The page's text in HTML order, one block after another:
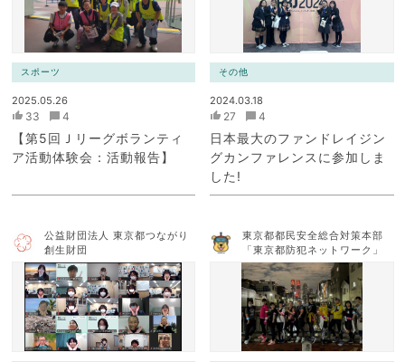
スポーツ
2025.05.26
33 4
【第5回Ｊリーグボランティ
ア活動体験会：活動報告】
その他
2024.03.18
27 4
日本最大のファンドレイジン
グカンファレンスに参加しま
した!
公益財団法人 東京都つながり
創生財団
東京都都民安全総合対策本部
「東京都防犯ネットワーク」